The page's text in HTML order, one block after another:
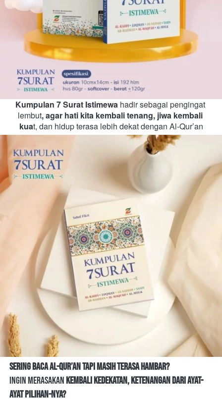
Kumpulan 7 Surat Istimewa hadir sebagai pengingat
lembut, agar hati kita kembali tenang, jiwa kembali
kuat, dan hidup terasa lebih dekat dengan Al-Qur’an
Sering baca Al-Qur’an tapi masih terasa hambar?
Ingin merasakan kembali kedekatan, ketenangan dari ayat-
ayat pilihan-Nya?